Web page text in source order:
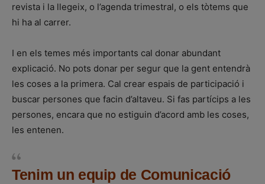
revista i la llegeix, o l’agenda trimestral, o els tòtems que
hi ha al carrer.
I en els temes més importants cal donar abundant
explicació. No pots donar per segur que la gent entendrà
les coses a la primera. Cal crear espais de participació i
buscar persones que facin d’altaveu. Si fas partícips a les
persones, encara que no estiguin d’acord amb les coses,
les entenen.
Tenim un equip de Comunicació